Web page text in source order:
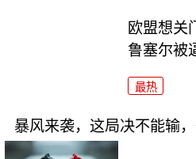
欧盟想关
鲁塞尔被
最热
暴风来袭，这局决不能输